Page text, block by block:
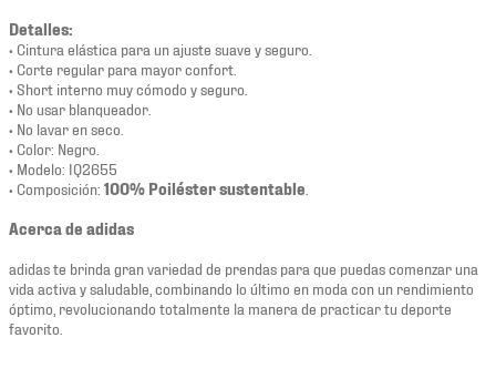
Detalles:
• Cintura elástica para un ajuste suave y seguro.
• Corte regular para mayor confort.
• Short interno muy cómodo y seguro.
• No usar blanqueador.
• No lavar en seco.
• Color: Negro.
• Modelo: IQ2655
• Composición: 100% Poiléster sustentable
Acerca de adidas
adidas te brinda gran variedad de prendas para que puedas comenzar una
vida activa y saludable, combinando lo último en moda con un rendimiento
óptimo, revolucionando totalmente la manera de practicar tu deporte
favorito.